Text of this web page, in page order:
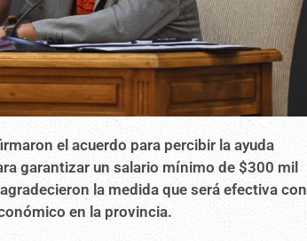
el acuerdo para percibir la ayuda
garantizar un salario mínimo de $300 mil
la medida que será efectiva con
en la provincia.